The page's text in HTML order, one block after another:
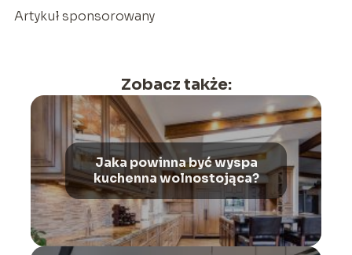
Artykuł sponsorowany
Zobacz także:
Jaka powinna być wyspa
kuchenna wolnostojąca?